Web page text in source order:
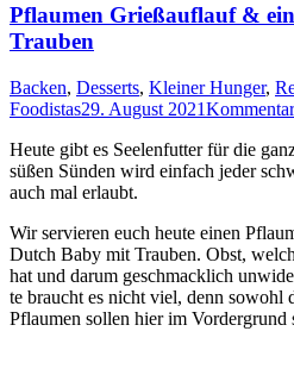
Pflaumen Grießauflauf &
Trauben
Backen, Desserts, Kleiner Hunger,
Foodistas29. August 2021
Heu­te gibt es See­len­fut­ter für die
süßen Sün­den wird ein­fach jeder
auch mal erlaubt.
Wir ser­vie­ren euch heu­te einen
Dutch Baby mit Trau­ben. Obst,
hat und dar­um geschmack­lich
te braucht es nicht viel, denn sowohl
Pflau­men sol­len hier im Vor­der­grund